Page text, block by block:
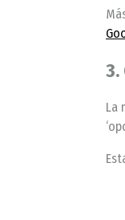
3.
La